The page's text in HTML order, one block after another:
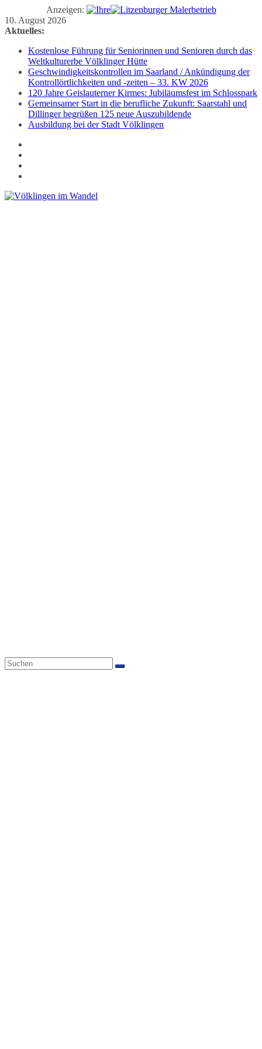
Anzeigen:
Zum
Inhalt
10. August 2026
Aktuelles:
Kostenlose Führung für Seniorinnen und Senioren durch das
Weltkulturerbe Völklinger Hütte
Geschwindigkeitskontrollen im Saarland / Ankündigung der
Kontrollörtlichkeiten und -zeiten – 33. KW 2026
120 Jahre Geislauterner Kirmes: Jubiläumsfest im Schlosspark
Gemeinsamer Start in die berufliche Zukunft: Saarstahl und
Dillinger begrüßen 125 neue Auszubildende
Ausbildung bei der Stadt Völklingen